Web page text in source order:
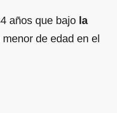
años que bajo la
menor de edad en el